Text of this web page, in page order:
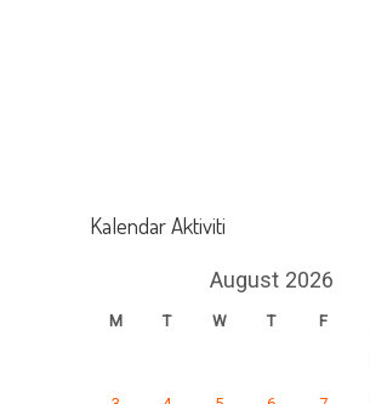
Kalendar Aktiviti
August 2026
M T W T F